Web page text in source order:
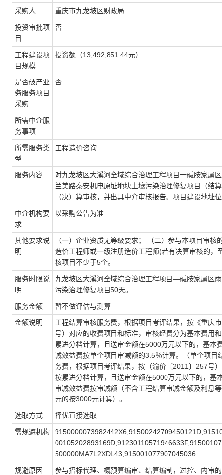
采购人 重庆市九龙坡区财政局
投资审批项
目
否
工程建设项
目规模
投资额（13,492,851.44元）
是否破产业
务服务项目
采购
否
所需中介服
务事项
所需服务类
型
工程造价咨询
服务内容
对九龙坡区大溪河全域综合治理工程项目一碱胺家属
兰美路秦安机电原址地块土壤污染治理修复项目（结
（决）算审核，并出具中介审核报告。项目建设地址
中介机构要
求
以采购公告为准
其他要求说
明
（一）企业资质无等级要求； （二）参与本项目审
造价工程师或一级注册造价工程师(若有决算审核的
核项目不少于5个。
服务时限说
明
九龙坡区大溪河全域综合治理工程项目—碱胺家属区
污染治理修复项目50天。
服务金额 暂不做评估与测算
金额说明
工程结算审核服务费，根据项目考评结果，按《重庆
号）对应的收费项目和标准，审核经费分为基本费用
累进分档计算，且送审金额在5000万元以下的，基
减效益费按单个项目审减额的3.5％计算。（单个项
务费，根据项目考评结果，按（渝价〔2011〕257号
按累进分档计算，且送审金额在5000万元以下的，基
审减效益费按审减额（不含工程结算审减金额及利息
元的按3000元计算）。
选取方式 择优直接选取
需规避机构
500000MA7L2XDL43,915001077907045036
规避原因 参与招标代理、概预算编审、结算编制，过控、内审